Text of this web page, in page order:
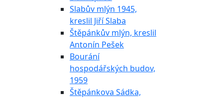
Slabův mlýn 1945,
kreslil Jiří Slaba
Štěpánkův mlýn, kreslil
Antonín Pešek
Bourání
hospodářských budov,
1959
Štěpánkova Sádka,